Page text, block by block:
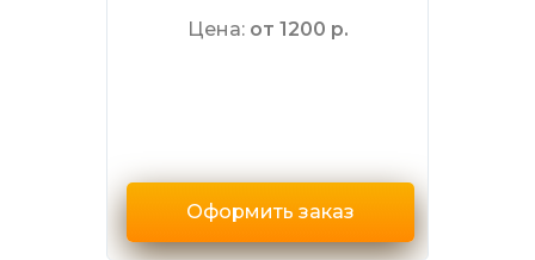
Цена: от 1200 р.
Оформить заказ